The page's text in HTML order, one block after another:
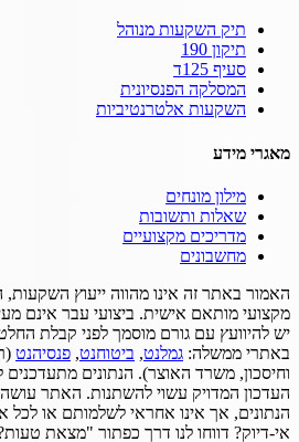
תיק השקעות מנוהל
תיקון 190
סעיף 125ד
המסלקה הפנסיונית
השקעות אלטרנטיביות
מאגרי מידע
מילון מונחים
שאלות ותשובות
מדריכים מקצועיים
מחשבונים
האמור באתר זה אינו מהווה ייעוץ השקעות,
מקצועי מותאם אישית. ביצועי עבר אינם
יש להיוועץ עם גורם מוסמך לפני קבלת
באתרי ממשלה: גמלנט, ביטוחנט, פנסיהנט
וחיסכון, משרד האוצר). הנתונים
העדכון המדויק עשוי להשתנות. האתר עושה
הנתונים, אך אינו אחראי לשלמותם או לכל
אי-דיוק? דווחו לנו דרך כפתור "מצאת